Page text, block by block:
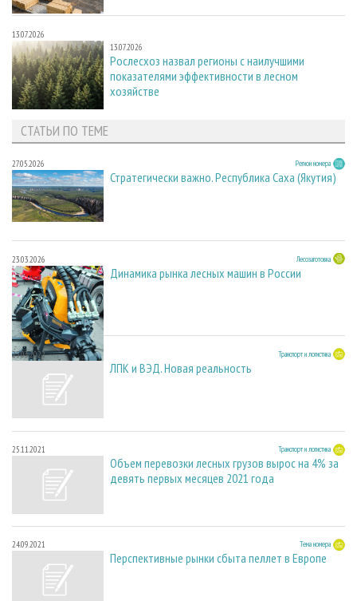
13.07.2026
13.07.2026
Рослесхоз назвал регионы с наилучшими
показателями эффективности в лесном
хозяйстве
СТАТЬИ ПО ТЕМЕ
27.05.2026 Регион номера
Стратегически важно. Республика Саха (Якутия)
23.03.2026 Лесозаготовка
Динамика рынка лесных машин в России
25.03.2022 Транспорт и логистика
ЛПК и ВЭД. Новая реальность
25.11.2021 Транспорт и логистика
Объем перевозки лесных грузов вырос на 4% за
девять первых месяцев 2021 года
24.09.2021 Тема номера
Перспективные рынки сбыта пеллет в Европе